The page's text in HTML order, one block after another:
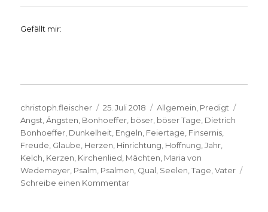
Gefällt mir:
Autor
christoph.fleischer
Veröffentlicht
am
25. Juli 2018 Kategorien
Allgemein Predigt
Angst ,Ängsten Bonhoeffer böser böser Tage Dietrich
Bonhoeffer Dunkelheit Engeln Feiertage Finsernis
Freude Glaube Herzen Hinrichtung Hoffnung ,Jahr
Kelch Kerzen Kirchenlied Mächten Maria von
Wedemeyer Psalm Psalmen Qual Seelen ,Tage ,Vater
Schreibe einen Kommentarzu